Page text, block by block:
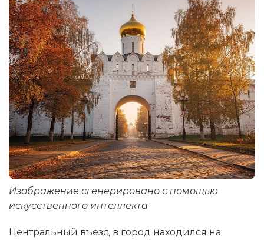
Изображение сгенерировано с помощью
искусственного интеллекта
Центральный въезд в город находился на